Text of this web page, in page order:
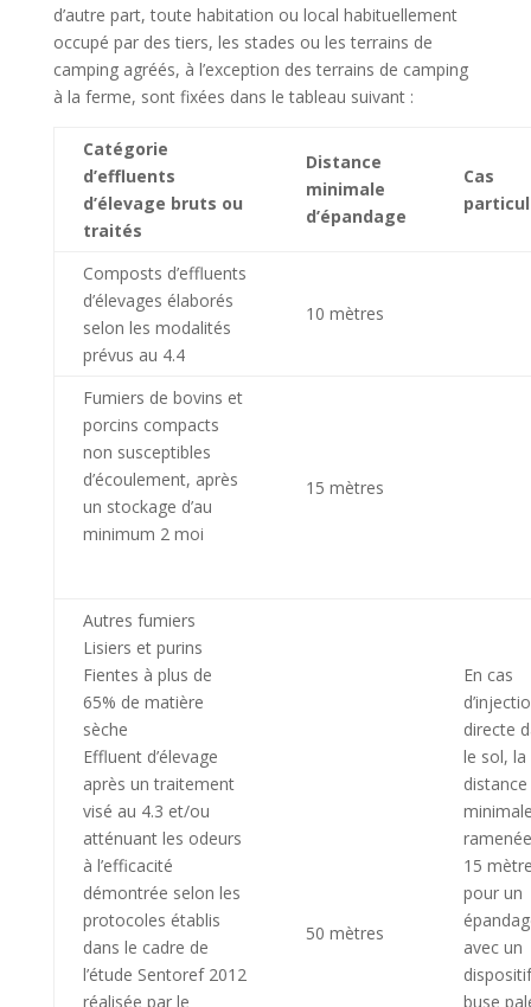
d’autre part, toute habitation ou local habituellement
occupé par des tiers, les stades ou les terrains de
camping agréés, à l’exception des terrains de camping
à la ferme, sont fixées dans le tableau suivant :
Catégorie
d’effluents
d’élevage bruts ou
traités
Distance
minimale
d’épandage
Cas
Composts d’effluents
d’élevages élaborés
selon les modalités
prévus au 4.4
10 mètres
Fumiers de bovins et
porcins compacts
non susceptibles
d’écoulement, après
un stockage d’au
minimum 2 moi
15 mètres
Autres fumiers
Lisiers et purins
Fientes à plus de
65% de matière
sèche
Effluent d’élevage
après un traitement
visé au 4.3 et/ou
atténuant les odeurs
à l’efficacité
démontrée selon les
protocoles établis
dans le cadre de
l’étude Sentoref 2012
réalisée par le
50 mètres
En cas
directe
le sol, la
distance
15
pour un
avec un
buse